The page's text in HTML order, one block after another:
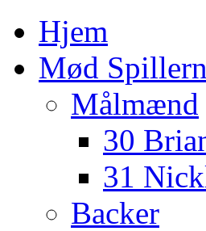
Hjem
Mød
Målmænd
30
31
Backer